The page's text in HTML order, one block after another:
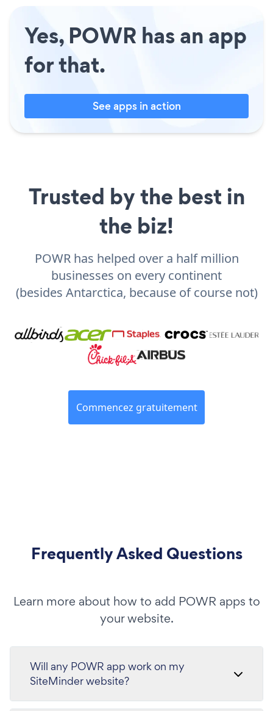
Yes, POWR has an app
for that.
See apps in action
Trusted by the best in
the biz!
POWR has helped over a half million
businesses on every continent
(besides Antarctica, because of course not)
Commencez gratuitement
Frequently Asked Questions
Learn more about how to add POWR apps to
your website.
Will any POWR app work on my
SiteMinder website?